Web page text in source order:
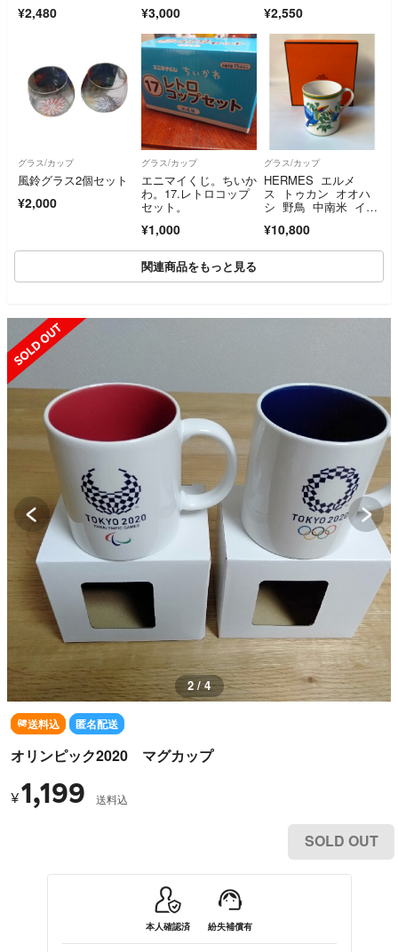
¥2,480 ¥3,000 ¥2,550
グラス/カップ
風鈴グラス2個セット
¥2,000
グラス/カップ
エニマイくじ。ちいか
わ。17.レトロコップ
セット。
¥1,000
グラス/カップ
HERMES エルメ
ス トゥカン オオハ
シ 野鳥 中南米 イエ
チック モチーフ マ
グカップ
¥10,800
関連商品をもっと見る
3 / 4
送料込 匿名配送
オリンピック2020 マグカップ
¥1,199 送料込
SOLD OUT
本人確認済 紛失補償有